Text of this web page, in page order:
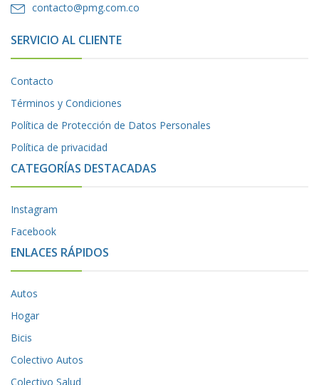
contacto@pmg.com.co
SERVICIO AL CLIENTE
Contacto
Términos y Condiciones
Política de Protección de Datos Personales
Política de privacidad
CATEGORÍAS DESTACADAS
Instagram
Facebook
ENLACES RÁPIDOS
Autos
Hogar
Bicis
Colectivo Autos
Colectivo Salud